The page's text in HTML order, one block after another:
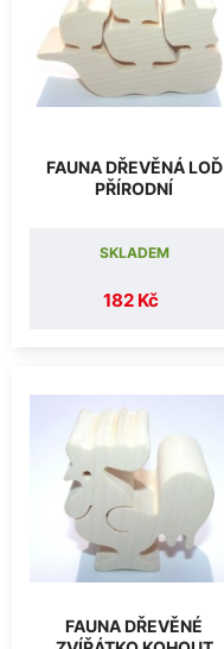
FAUNA DŘEVĚNÁ LOĎ
PŘÍRODNÍ
182 Kč
SKLADEM
FAUNA DŘEVĚNÉ